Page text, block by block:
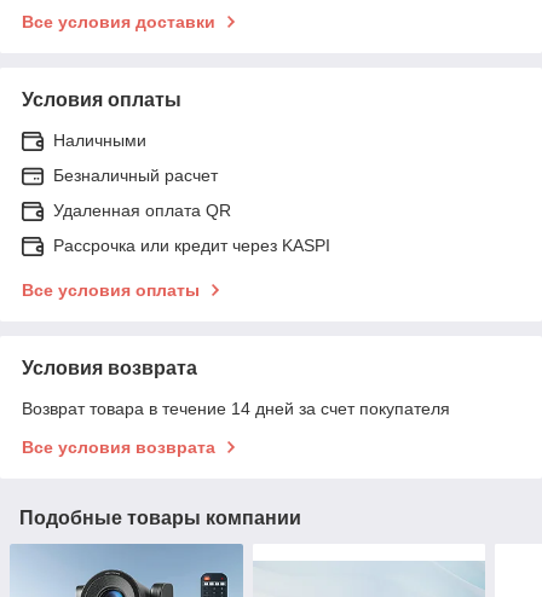
Все условия доставки
Условия оплаты
Наличными
Безналичный расчет
Удаленная оплата QR
Рассрочка или кредит через KASPI
Все условия оплаты
Условия возврата
Возврат товара в течение 14 дней за счет покупателя
Все условия возврата
Подобные товары компании